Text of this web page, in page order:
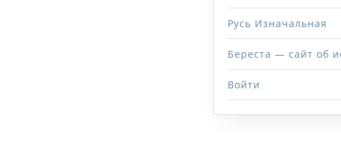
Русь Изначальная
Береста — сайт об
Войти